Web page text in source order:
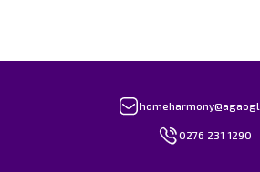
0276 231 1290